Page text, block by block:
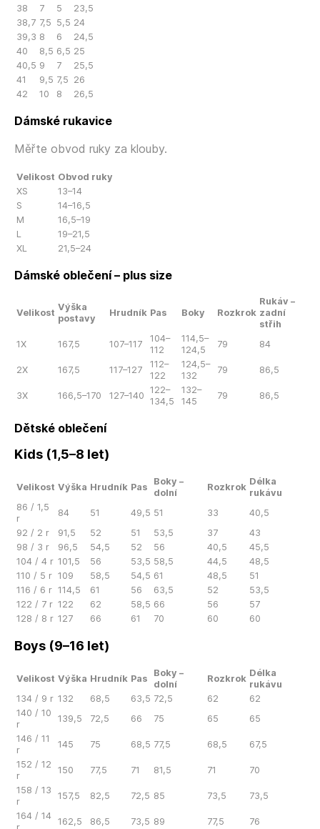
38
7 5
23,5
38,7 7,5 5,5 24
39,3 8 6
24,5
40
8,5 6,5 25
40,5 9 7
25,5
41
9,5 7,5 26
42
10 8 26,5
Dámské rukavice
Měřte obvod ruky za klouby.
Velikost Obvod ruky
XS
13–14
S
14–16,5
M
16,5–19
L
19–21,5
XL
21,5–24
Dámské oblečení – plus size
Velikost
Výška
postavy
Hrudník Pas Boky Rozkrok
Rukáv –
zadní
střih
1X
167,5 107–117
104–
112
114,5–
124,5
79 84
2X 167,5 117–127
112–
122
124,5–
132
79 86,5
3X 166,5–170 127–140
122–
134,5
132–
145
79 86,5
Dětské oblečení
Kids (1,5–8 let)
Velikost Výška Hrudník Pas
Boky –
dolní
Rozkrok
Délka
rukávu
86 / 1,5
r
84 51 49,5 51 33
40,5
92 / 2 r
91,5 52 51 53,5 37
43
98 / 3 r
96,5 54,5 52 56 40,5
45,5
104 / 4 r 101,5 56 53,5 58,5 44,5
48,5
110 / 5 r 109 58,5 54,5 61 48,5
51
116 / 6 r 114,5 61 56 63,5 52
53,5
122 / 7 r 122 62 58,5 66 56
57
128 / 8 r 127 66 61 70 60 60
Boys (9–16 let)
Velikost Výška Hrudník Pas
Boky –
dolní
Rozkrok
Délka
rukávu
134 / 9 r 132 68,5 63,5 72,5 62
62
140 / 10
r
139,5 72,5 66 75 65
65
146 / 11
r
145 75 68,5 77,5 68,5
67,5
152 / 12
r
150 77,5 71 81,5 71
70
158 / 13
r
157,5 82,5 72,5 85 73,5
73,5
164 / 14
r
162,5 86,5 73,5 89 77,5 76